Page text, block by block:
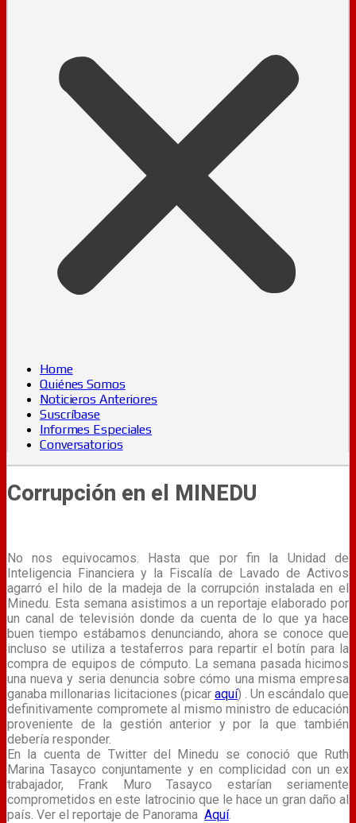
Home
Quiénes Somos
Noticieros Anteriores
Suscríbase
Informes Especiales
Conversatorios
Corrupción en el MINEDU
No nos equivocamos. Hasta que por fin la Unidad de
Inteligencia Financiera y la Fiscalía de Lavado de Activos
agarró el hilo de la madeja de la corrupción instalada en el
Minedu. Esta semana asistimos a un reportaje elaborado por
un canal de televisión donde da cuenta de lo que ya hace
buen tiempo estábamos denunciando, ahora se conoce que
incluso se utiliza a testaferros para repartir el botín para la
compra de equipos de cómputo. La semana pasada hicimos
una nueva y seria denuncia sobre cómo una misma empresa
ganaba millonarias licitaciones (picar aquí) . Un escándalo que
definitivamente compromete al mismo ministro de educación
proveniente de la gestión anterior y por la que también
debería responder.
En la cuenta de Twitter del Minedu se conoció que Ruth
Marina Tasayco conjuntamente y en complicidad con un ex
trabajador, Frank Muro Tasayco estarían seriamente
comprometidos en este latrocinio que le hace un gran daño al
país. Ver el reportaje de Panorama Aquí.